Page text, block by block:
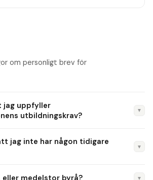
om personligt brev för
jag uppfyller
utbildningskrav?
▼
ämnesområden (redovisning, revision,
Utan det kan du anställas som
jag inte har någon tidigare
▼
▼